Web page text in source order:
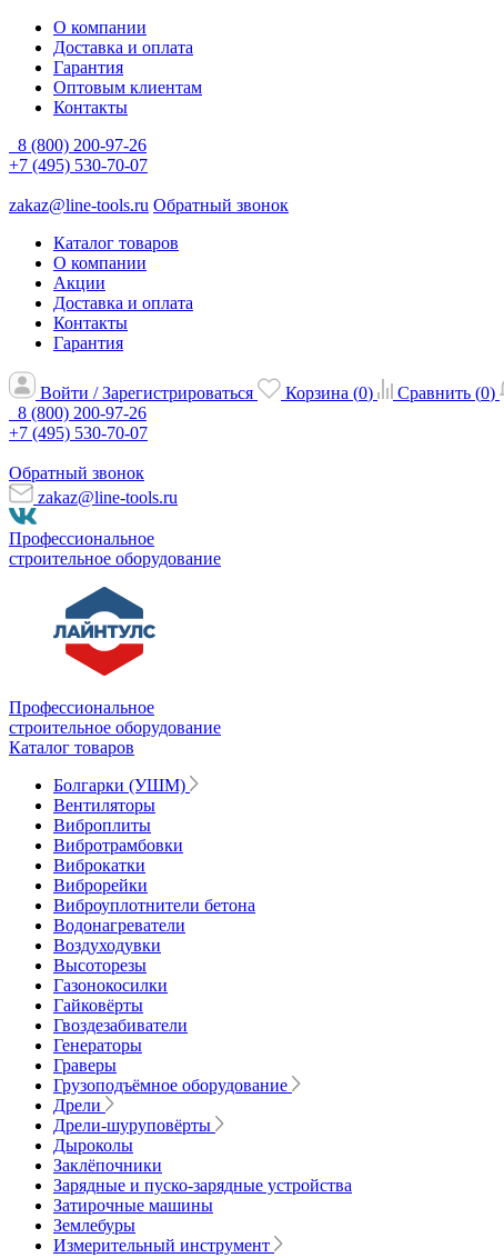
О компании
Доставка и оплата
Гарантия
Оптовым клиентам
Контакты
8 (800) 200-97-26
+7 (495) 530-70-07
zakaz@line-tools.ru Обратный звонок
Каталог товаров
О компании
Акции
Доставка и оплата
Контакты
Гарантия
Войти / Зарегистрироваться Корзина (0) Сравнить (0)
8 (800) 200-97-26
+7 (495) 530-70-07
Обратный звонок
zakaz@line-tools.ru
Профессиональное
строительное оборудование
Профессиональное
строительное оборудование
Каталог товаров
Болгарки (УШМ)
Вентиляторы
Виброплиты
Вибротрамбовки
Виброкатки
Виброрейки
Виброуплотнители бетона
Водонагреватели
Воздуходувки
Высоторезы
Газонокосилки
Гайковёрты
Гвоздезабиватели
Генераторы
Граверы
Грузоподъёмное оборудование
Дрели
Дрели-шуруповёрты
Дыроколы
Заклёпочники
Зарядные и пуско-зарядные устройства
Затирочные машины
Землебуры
Измерительный инструмент